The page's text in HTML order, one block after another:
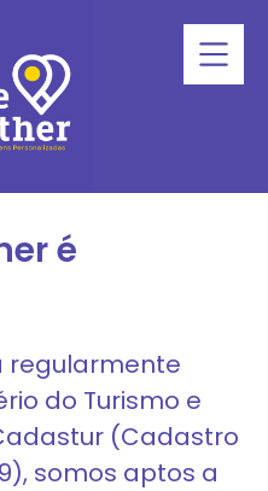
é
regularmente
do Turismo e
(Cadastro
somos aptos a